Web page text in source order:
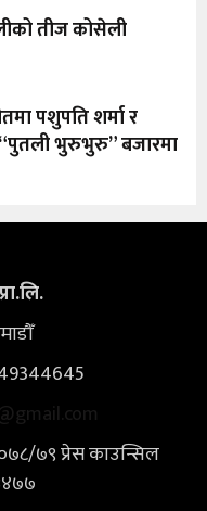
तीज कोसेली
पशुपति शर्मा र
भुरुभुरु” बजारमा
७९ प्रेस काउन्सिल